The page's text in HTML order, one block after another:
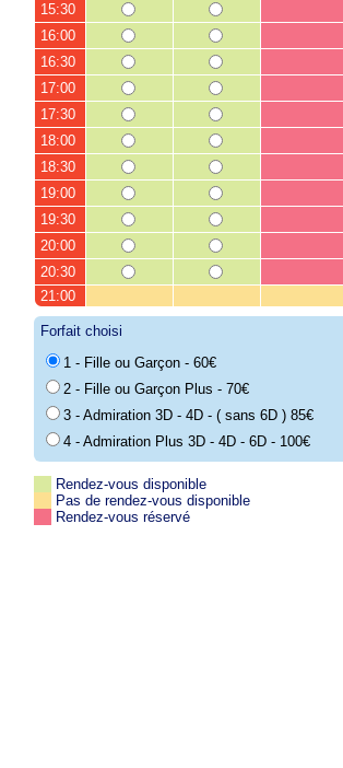
15:30
16:00
16:30
17:00
17:30
18:00
18:30
19:00
19:30
20:00
20:30
21:00
Forfait choisi
1 - Fille ou Garçon - 60€
2 - Fille ou Garçon Plus - 70€
3 - Admiration 3D - 4D - ( sans 6D ) 85€
4 - Admiration Plus 3D - 4D - 6D - 100€
Rendez-vous disponible
Pas de rendez-vous disponible
Rendez-vous réservé